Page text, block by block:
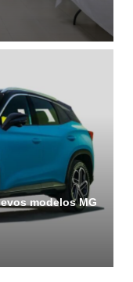
modelos MG